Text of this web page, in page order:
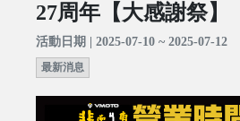
27周年【大感謝祭】
活動日期 | 2025-07-10 ~ 2025-07-12
最新消息